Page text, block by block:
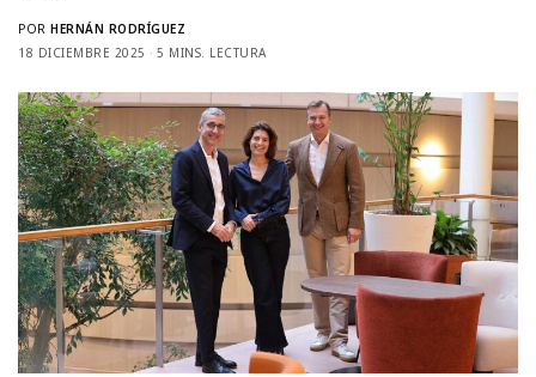
POR HERNÁN RODRÍGUEZ
18 DICIEMBRE 2025
5 MINS. LECTURA